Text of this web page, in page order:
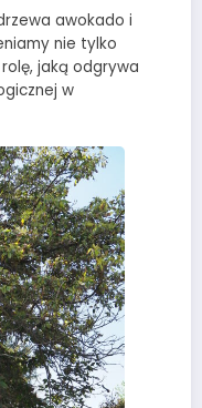
awokado i
nie tylko
jaką odgrywa
w